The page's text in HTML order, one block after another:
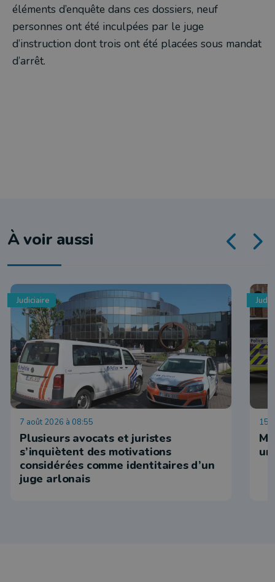
éléments d’enquête dans ces dossiers, neuf
personnes ont été inculpées par le juge
d’instruction dont trois ont été placées sous mandat
d’arrêt.
À voir aussi
Judiciaire
7 août 2026 à 08:55
Plusieurs avocats et juristes
s’inquiètent des motivations
considérées comme identitaires d’un
juge arlonais
15